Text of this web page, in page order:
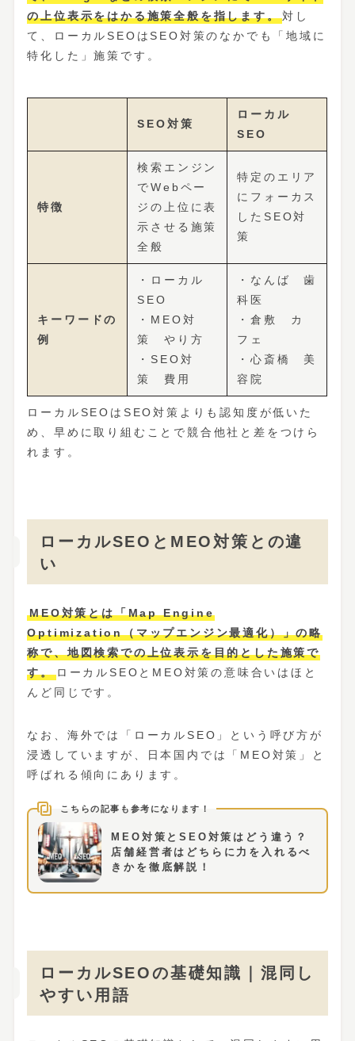
の上位表示をはかる施策全般を指します。対し
て、ローカルSEOはSEO対策のなかでも「地域に
特化した」施策です。
SEO対策
ローカル
SEO
特徴
検索エンジン
でWebペー
ジの上位に表
示させる施策
全般
特定のエリア
にフォーカス
したSEO対
策
キーワードの
例
・ローカル
SEO
・MEO対
策 やり方
・SEO対
策 費用
・なんば 歯
科医
・倉敷 カ
フェ
・心斎橋 美
容院
ローカルSEOはSEO対策よりも認知度が低いた
め、早めに取り組むことで競合他社と差をつけら
れます。
ローカルSEOとMEO対策との違
い
MEO対策とは「Map Engine
Optimization（マップエンジン最適化）」の略
称で、地図検索での上位表示を目的とした施策で
す。ローカルSEOとMEO対策の意味合いはほと
んど同じです。
なお、海外では「ローカルSEO」という呼び方が
浸透していますが、日本国内では「MEO対策」と
呼ばれる傾向にあります。
MEO対策とSEO対策はどう違う？
店舗経営者はどちらに力を入れるべ
きかを徹底解説！
ローカルSEOの基礎知識｜混同し
やすい用語